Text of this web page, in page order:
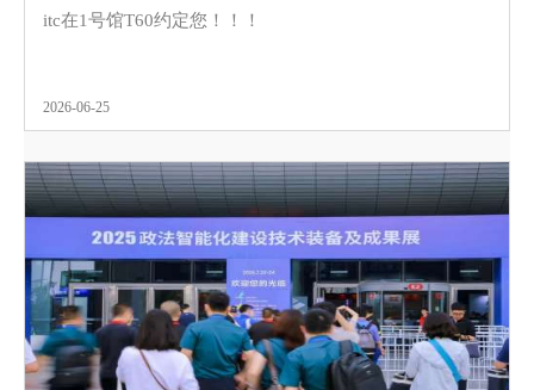
itc在1号馆T60约定您！！！
2026-06-25